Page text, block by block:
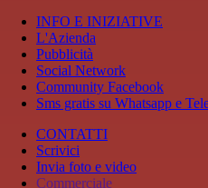
INFO E INIZIATIVE
L'Azienda
Pubblicità
Social Network
Community Facebook
Sms gratis su Whatsapp e
CONTATTI
Scrivici
Invia foto e video
Commerciale